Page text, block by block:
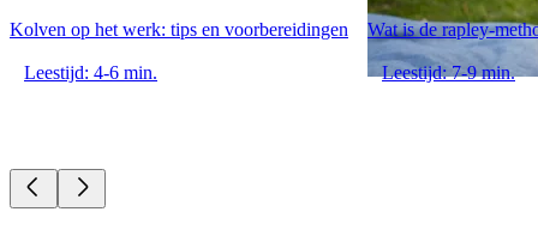
Kolven op het werk: tips en voorbereidingen
Leestijd: 4-6 min.
Wat is de rapley-
Leestijd: 7-9 min.